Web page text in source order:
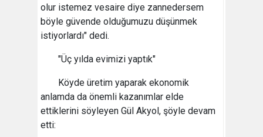
olur istemez vesaire diye zannedersem
böyle güvende olduğumuzu düşünmek
istiyorlardı" dedi.
"Üç yılda evimizi yaptık"
Köyde üretim yaparak ekonomik
anlamda da önemli kazanımlar elde
ettiklerini söyleyen Gül Akyol, şöyle devam
etti: